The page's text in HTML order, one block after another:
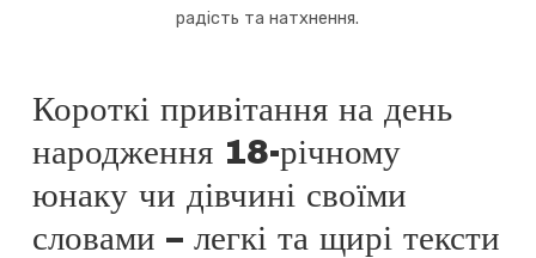
радість та натхнення.
Короткі привітання на день
народження 18-річному
юнаку чи дівчині своїми
словами – легкі та щирі тексти